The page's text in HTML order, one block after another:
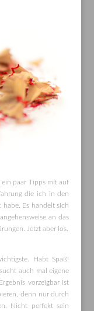
paar Tipps mit auf
die ich in den
habe. Es handelt sich
an das
Jetzt aber los.
Habt Spaß!
auch mal eigene
vorzeigbar ist
denn nur durch
Nicht perfekt sein